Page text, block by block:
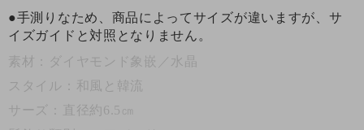
●手測りなため、商品によってサイズが違いますが、サ
イズガイドと対照となりません。
素材：ダイヤモンド象嵌／水晶
スタイル：和風と韓流
サーズ：直径約6.5㎝